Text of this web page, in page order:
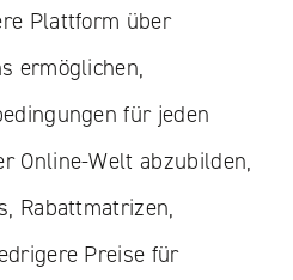
Plattform über
ermöglichen,
für jeden
Online-Welt abzubilden,
Rabattmatrizen,
Preise für